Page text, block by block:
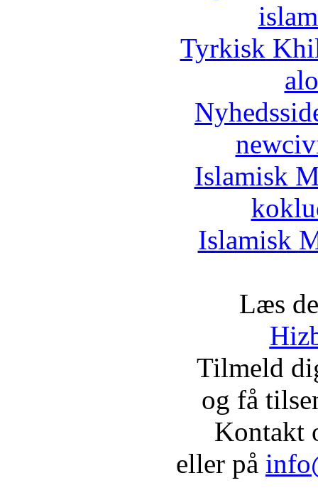
Tyrkisk
Islamisk
Islamisk
Læs
Tilmeld
og få
Kontakt
eller på